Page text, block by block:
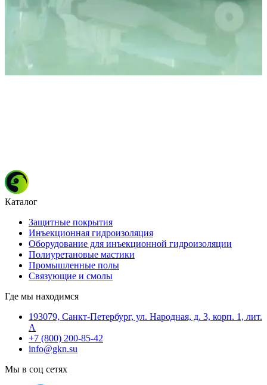
Каталог
Защитные покрытия
Инъекционная гидроизоляция
Оборудование для инъекционной гидроизоляции
Полиуретановые мастики
Промышленные полы
Связующие и смолы
Где мы находимся
193079, Санкт-Петербург, ул. Народная, д. 3, корп. 1, лит.
А
+7 (800) 200-85-42
info@gkn.su
Мы в соц сетях